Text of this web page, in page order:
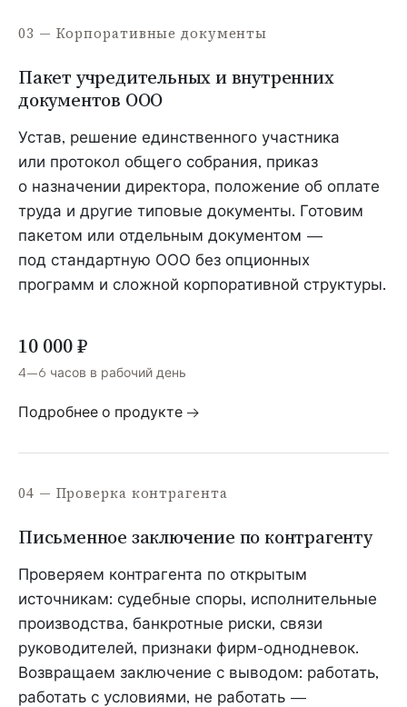
03 — Корпоративные документы
Пакет учредительных и внутренних
документов ООО
Устав, решение единственного участника
или протокол общего собрания, приказ
о назначении директора, положение об оплате
труда и другие типовые документы. Готовим
пакетом или отдельным документом —
под стандартную ООО без опционных
программ и сложной корпоративной структуры.
10 000 ₽
4–6 часов в рабочий день
Подробнее о продукте →
04 — Проверка контрагента
Письменное заключение по контрагенту
Проверяем контрагента по открытым
источникам: судебные споры, исполнительные
производства, банкротные риски, связи
руководителей, признаки фирм-однодневок.
Возвращаем заключение с выводом: работать,
работать с условиями, не работать —